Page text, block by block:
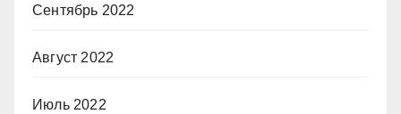
Сентябрь 2022
Август 2022
Июль 2022